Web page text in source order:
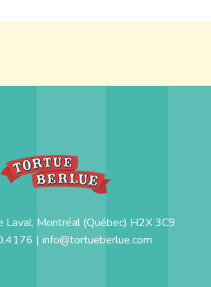
Laval, Montréal (Québec) H2X 3C9
| info@tortueberlue.com